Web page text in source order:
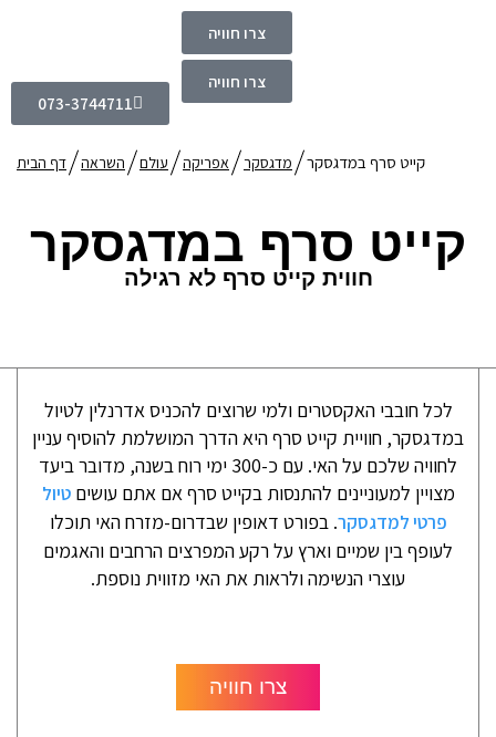
צרו חוויה
צרו חוויה
073-3744711
דף הבית השראה עולם אפריקה מדגסקר קייט סרף במדגסקר
קייט סרף במדגסקר
חווית קייט סרף לא רגילה
לכל חובבי האקסטרים ולמי שרוצים להכניס אדרנלין לטיול
במדגסקר, חוויית קייט סרף היא הדרך המושלמת להוסיף עניין
לחוויה שלכם על האי. עם כ-300 ימי רוח בשנה, מדובר ביעד
מצויין למעוניינים להתנסות בקייט סרף אם אתם עושיםטיול
פרטי למדגסקר. בפורט דאופין שבדרום-מזרח האי תוכלו
לעופף בין שמיים וארץ על רקע המפרצים הרחבים והאגמים
עוצרי הנשימה ולראות את האי מזווית נוספת.
צרו חוויה